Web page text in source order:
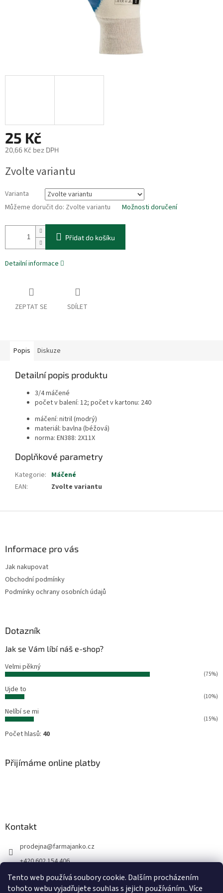
Tento web používá soubory cookie. Dalším procházením
tohoto webu vyjadřujete souhlas s jejich používáním.. Více
25 Kč
20,66 Kč bez DPH
cena:
Zvolte variantu
Varianta
Můžeme doručit do: Zvolte variantu Možnosti doručení
Přidat do košíku
Detailní informace
ZEPTAT SE SDÍLET
Popis Diskuze
Detailní popis produktu
3/4 máčené
počet v balení: 12; počet v kartonu: 240
máčení: nitril (modrý)
materiál: bavlna (béžová)
norma: EN388: 2X11X
Doplňkové parametry
Kategorie: Máčené
EAN: Zvolte variantu
Informace pro vás
Jak nakupovat
Obchodní podmínky
Podmínky ochrany osobních údajů
Dotazník
Jak se Vám líbí náš e-shop?
Velmi pěkný
(75%)
Ujde to
(10%)
Nelíbí se mi
(15%)
Počet hlasů: 40
Přijímáme online platby
Kontakt
prodejna@farmajanko.cz
+420 602 154 406
Prodejna Farma Janko
farmajanko